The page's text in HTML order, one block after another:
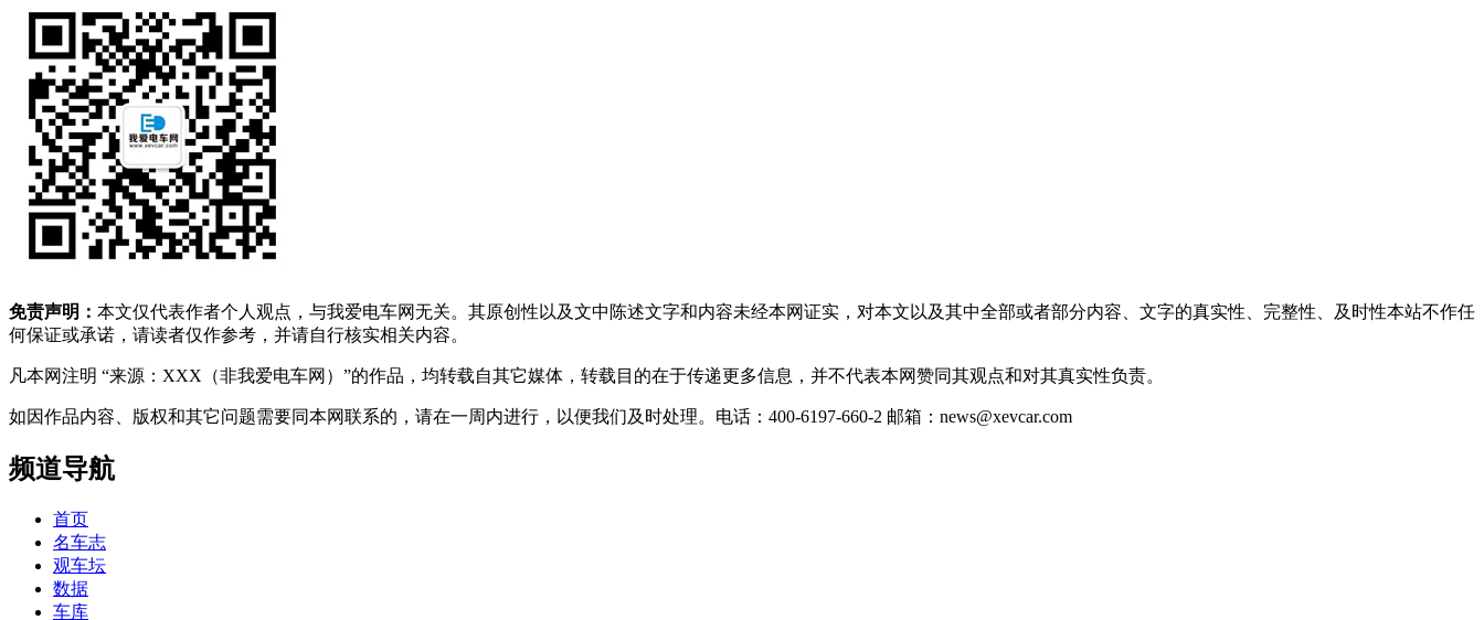
免责声明： 本文仅代表作者个人观点，与我爱电车网无关。其原创性以及文中陈述文字和内容未经本网证实，对本文以及其中全部或者部分内容、文字的真实性、完整性、及时性本站不作任
何保证或承诺，请读者仅作参考，并请自行核实相关内容。
凡本网注明 “来源：XXX（非我爱电车网）”的作品，均转载自其它媒体，转载目的在于传递更多信息，并不代表本网赞同其观点和对其真实性负责。
如因作品内容、版权和其它问题需要同本网联系的，请在一周内进行，以便我们及时处理。电话：400-6197-660-2 邮箱：news@xevcar.com
频道导航
首页
名车志
观车坛
数据
车库